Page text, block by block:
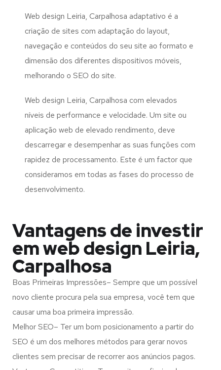
Web design Leiria, Carpalhosa adaptativo é a
criação de sites com adaptação do layout,
navegação e conteúdos do seu site ao formato e
dimensão dos diferentes dispositivos móveis,
melhorando o SEO do site.
Web design Leiria, Carpalhosa com elevados
níveis de performance e velocidade. Um site ou
aplicação web de elevado rendimento, deve
descarregar e desempenhar as suas funções com
rapidez de processamento. Este é um factor que
consideramos em todas as fases do processo de
desenvolvimento.
Vantagens de investir
em web design Leiria,
Carpalhosa
Boas Primeiras Impressões– Sempre que um possível
novo cliente procura pela sua empresa, você tem que
causar uma boa primeira impressão.
Melhor SEO– Ter um bom posicionamento a partir do
SEO é um dos melhores métodos para gerar novos
clientes sem precisar de recorrer aos anúncios pagos.